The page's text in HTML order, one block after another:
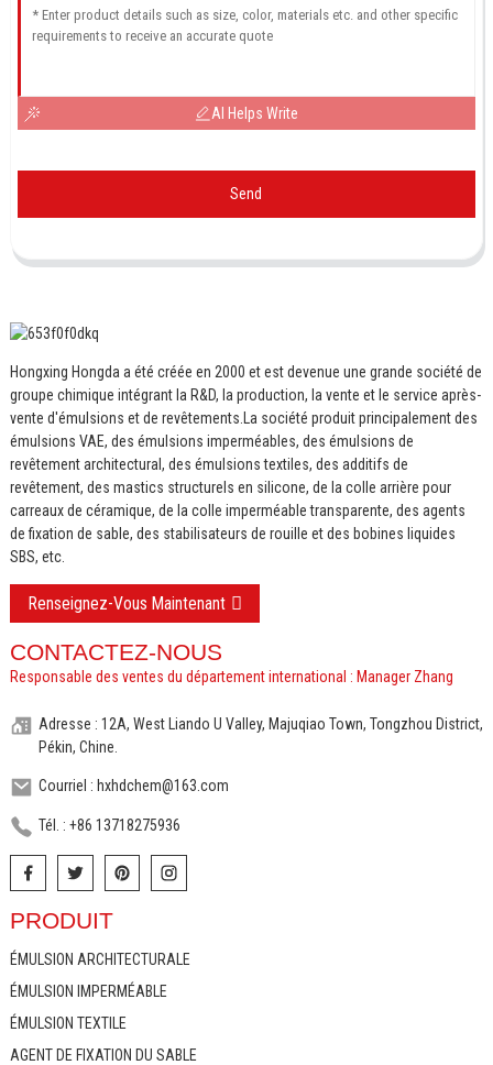
AI Helps Write
Send
Hongxing Hongda a été créée en 2000 et est devenue une grande société de
groupe chimique intégrant la R&D, la production, la vente et le service après-
vente d'émulsions et de revêtements.
La société produit principalement des
émulsions VAE, des émulsions imperméables, des émulsions de
revêtement architectural, des émulsions textiles, des additifs de
revêtement, des mastics structurels en silicone, de la colle arrière pour
carreaux de céramique, de la colle imperméable transparente, des agents
de fixation de sable, des stabilisateurs de rouille et des bobines liquides
SBS, etc.
Renseignez-Vous Maintenant
CONTACTEZ-NOUS
Responsable des ventes du département international : Manager Zhang
Adresse : 12A, West Liando U Valley, Majuqiao Town, Tongzhou District,
Pékin, Chine.
Courriel : hxhdchem@163.com
Tél. : +86 13718275936
PRODUIT
ÉMULSION ARCHITECTURALE
ÉMULSION IMPERMÉABLE
ÉMULSION TEXTILE
AGENT DE FIXATION DU SABLE